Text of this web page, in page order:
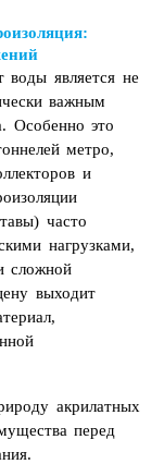
воды является не
важным
Особенно это
метро,
и
часто
нагрузками,
сложной
выходит
акрилатных
перед